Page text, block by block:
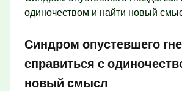
одиночеством и найти новый
Синдром опустевшего
справиться с
новый смысл